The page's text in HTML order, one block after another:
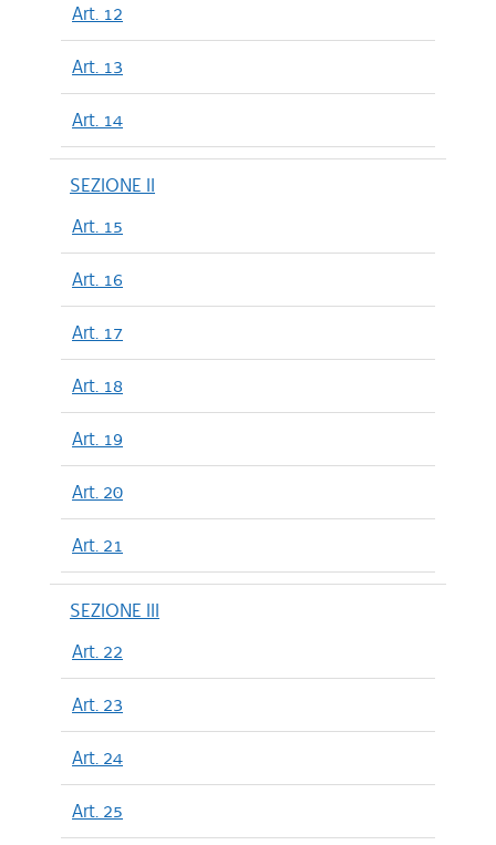
Art. 12
Art. 13
Art. 14
SEZIONE II
Art. 15
Art. 16
Art. 17
Art. 18
Art. 19
Art. 20
Art. 21
SEZIONE III
Art. 22
Art. 23
Art. 24
Art. 25